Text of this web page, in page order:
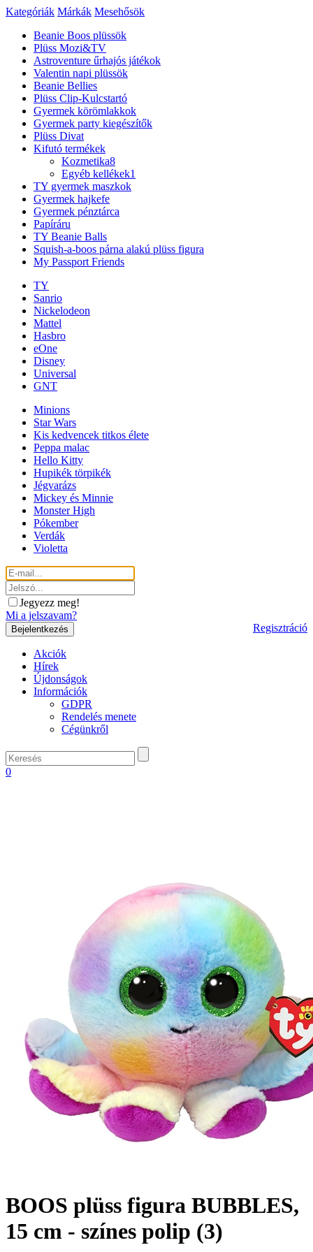
Kategóriák Márkák Mesehősök
Beanie Boos plüssök
Plüss Mozi&TV
Astroventure űrhajós játékok
Valentin napi plüssök
Beanie Bellies
Plüss Clip-Kulcstartó
Gyermek körömlakkok
Gyermek party kiegészítők
Plüss Divat
Kifutó termékek
Kozmetika8
Egyéb kellékek1
TY gyermek maszkok
Gyermek hajkefe
Gyermek pénztárca
Papíráru
TY Beanie Balls
Squish-a-boos párna alakú plüss figura
My Passport Friends
TY
Sanrio
Nickelodeon
Mattel
Hasbro
eOne
Disney
Universal
GNT
Minions
Star Wars
Kis kedvencek titkos élete
Peppa malac
Hello Kitty
Hupikék törpikék
Jégvarázs
Mickey és Minnie
Monster High
Pókember
Verdák
Violetta
Jegyezz meg!
Mi a jelszavam?
Regisztráció
Akciók
Hírek
Újdonságok
Információk
GDPR
Rendelés menete
Cégünkről
0
BOOS plüss figura BUBBLES,
15 cm - színes polip (3)